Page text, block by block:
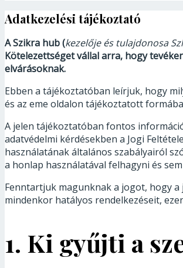
Adatkezelési tájékoztató
A Szikra hub (kezelője és tulajdonosa
Kötelezettséget vállal arra, hogy
elvárásoknak.
Ebben a tájékoztatóban leírjuk, hogy
és az eme oldalon tájékoztatott
A jelen tájékoztatóban fontos
adatvédelmi kérdésekben a Jogi
használatának általános szabályairól
a honlap használatával felhagyni és
Fenntartjuk magunknak a jogot, hogy
mindenkor hatályos rendelkezéseit,
1. Ki gyűjti a